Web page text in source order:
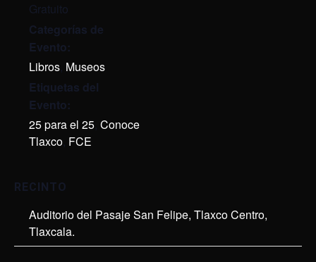
Gratuito
Categorías de
Evento:
Libros, Museos
Etiquetas del
Evento:
25 para el 25, Conoce
Tlaxco, FCE
RECINTO
Auditorio del Pasaje San Felipe, Tlaxco Centro,
Tlaxcala.